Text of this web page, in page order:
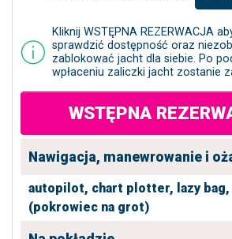
Kliknij WSTĘPNA REZERWACJA
sprawdzić dostępność oraz
zablokować jacht dla siebie. Po
wpłaceniu zaliczki jacht zostanie
WSTĘPNA
Nawigacja, manewrowanie i
autopilot, chart plotter, lazy bag,
(pokrowiec na grot)